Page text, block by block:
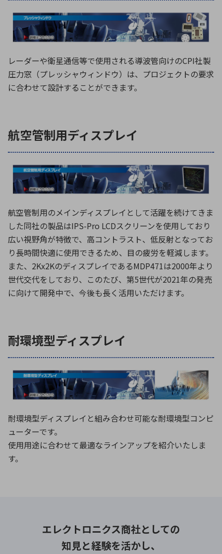
レーダーや衛星通信等で使用される導波管向けのCPI社製
圧力窓（プレッシャウィンドウ）は、プロジェクトの要求
に合わせて設計することができます。
航空管制用ディスプレイ
航空管制用のメインディスプレイとして活躍を続けてきま
した同社の製品はIPS-Pro LCDスクリーンを使用しており
広い視野角が特徴で、高コントラスト、低反射となってお
り長時間快適に使用できるため、目の疲労を軽減します。
また、2Kx2KのディスプレイであるMDP471は2000年より
世代交代をしており、このたび、第5世代が2021年の発売
に向けて開発中で、今後も長く活用いただけます。
耐環境型ディスプレイ
耐環境型ディスプレイと組み合わせ可能な耐環境型コンピ
ューターです。
使用用途に合わせて最適なラインアップを紹介いたしま
す。
エレクトロニクス商社としての
知見と経験を活かし、